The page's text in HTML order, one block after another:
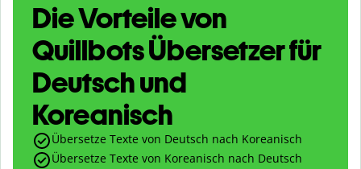
Die Vorteile von
Quillbots Übersetzer für
Deutsch und
Koreanisch
Übersetze Texte von Deutsch nach Koreanisch
Übersetze Texte von Koreanisch nach Deutsch